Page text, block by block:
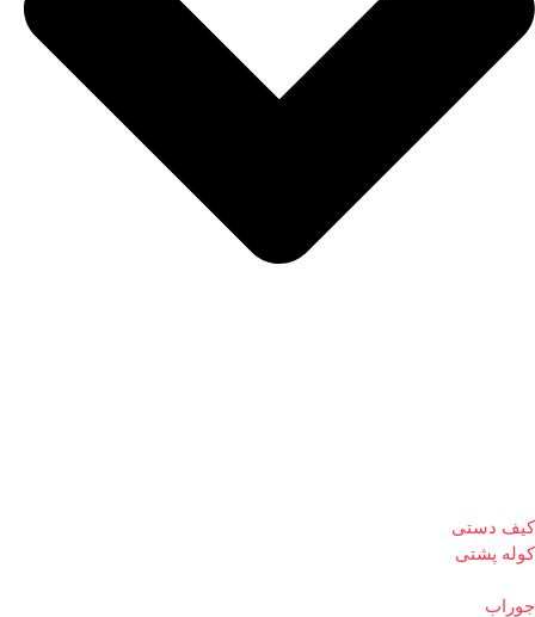
کیف دستی
کوله پشتی
جوراب